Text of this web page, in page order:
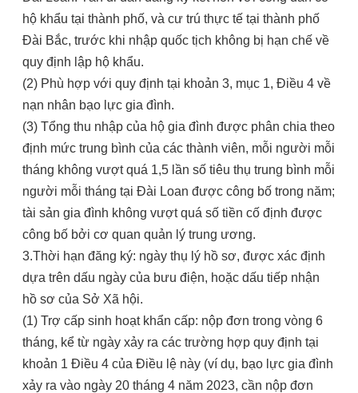
hộ khẩu tại thành phố, và cư trú thực tế tại thành phố
Đài Bắc, trước khi nhập quốc tịch không bị hạn chế về
quy định lập hộ khẩu.
(2) Phù hợp với quy định tại khoản 3, mục 1, Điều 4 về
nạn nhân bạo lực gia đình.
(3) Tổng thu nhập của hộ gia đình được phân chia theo
định mức trung bình của các thành viên, mỗi người mỗi
tháng không vượt quá 1,5 lần số tiêu thụ trung bình mỗi
người mỗi tháng tại Đài Loan được công bố trong năm;
tài sản gia đình không vượt quá số tiền cố định được
công bố bởi cơ quan quản lý trung ương.
3.Thời hạn đăng ký: ngày thụ lý hồ sơ, được xác định
dựa trên dấu ngày của bưu điện, hoặc dấu tiếp nhận
hồ sơ của Sở Xã hội.
(1) Trợ cấp sinh hoạt khẩn cấp: nộp đơn trong vòng 6
tháng, kể từ ngày xảy ra các trường hợp quy định tại
khoản 1 Điều 4 của Điều lệ này (ví dụ, bạo lực gia đình
xảy ra vào ngày 20 tháng 4 năm 2023, cần nộp đơn